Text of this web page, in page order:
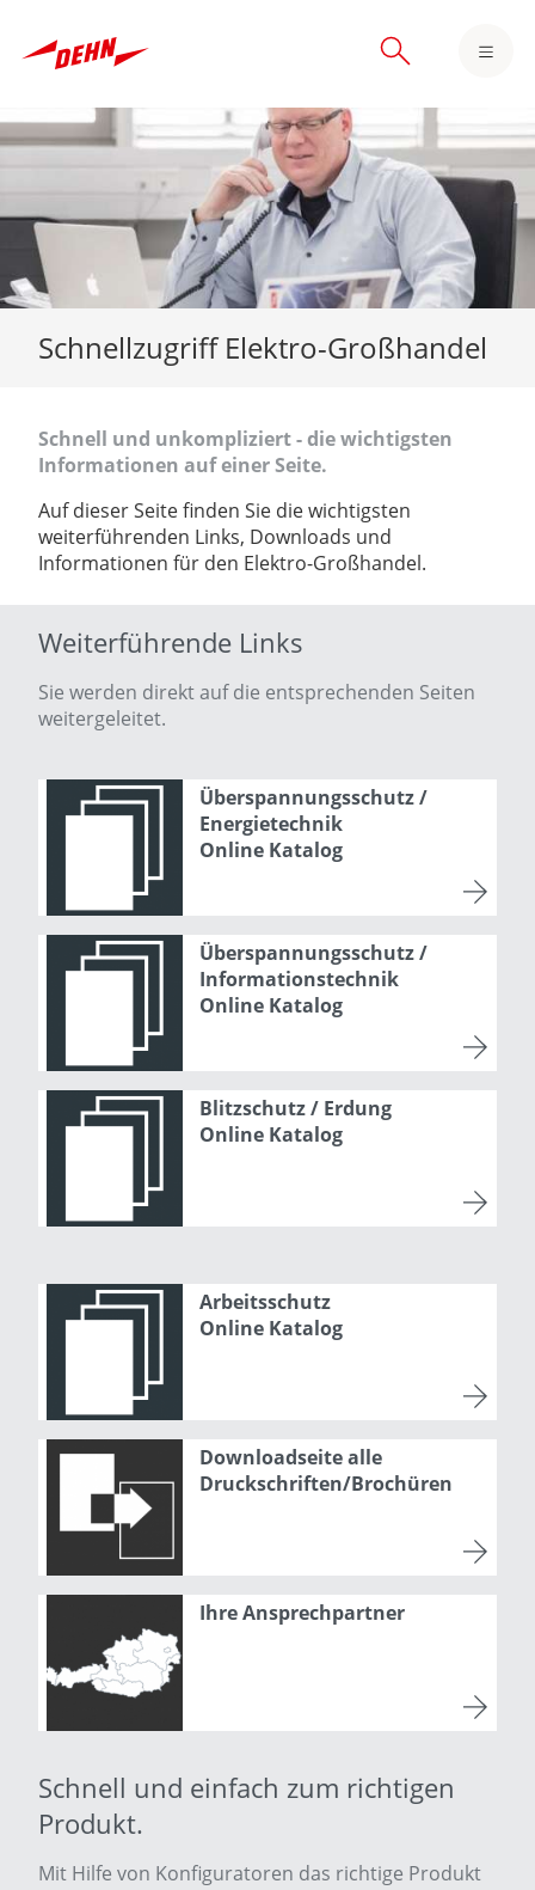
Skip
to
Schnellzugriff Elektro-Großhandel
Schnell und unkompliziert - die wichtigsten
Informationen auf einer Seite.
Auf dieser Seite finden Sie die wichtigsten
weiterführenden Links, Downloads und
Informationen für den Elektro-Großhandel.
Weiterführende Links
Sie werden direkt auf die entsprechenden Seiten
weitergeleitet.
Überspannungsschutz /
Energietechnik
Online Katalog
Überspannungsschutz /
Informationstechnik
Online Katalog
Blitzschutz / Erdung
Online Katalog
Arbeitsschutz
Online Katalog
Downloadseite alle
Druckschriften/Brochüren
Ihre Ansprechpartner
Schnell und einfach zum richtigen
Produkt.
Mit Hilfe von Konfiguratoren das richtige Produkt